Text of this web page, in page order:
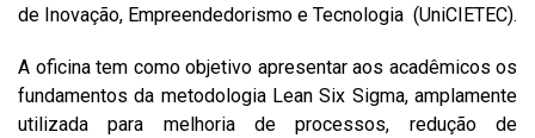
de Inovação, Empreendedorismo e Tecnologia (UniCIETEC).
A oficina tem como objetivo apresentar aos acadêmicos os
fundamentos da metodologia Lean Six Sigma, amplamente
utilizada para melhoria de processos, redução de